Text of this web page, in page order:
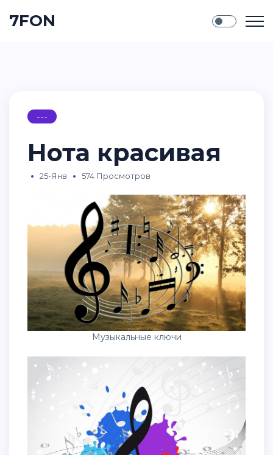
7FON
---
Нота красивая
25-Янв 574 Просмотров
Музыкальные ключи